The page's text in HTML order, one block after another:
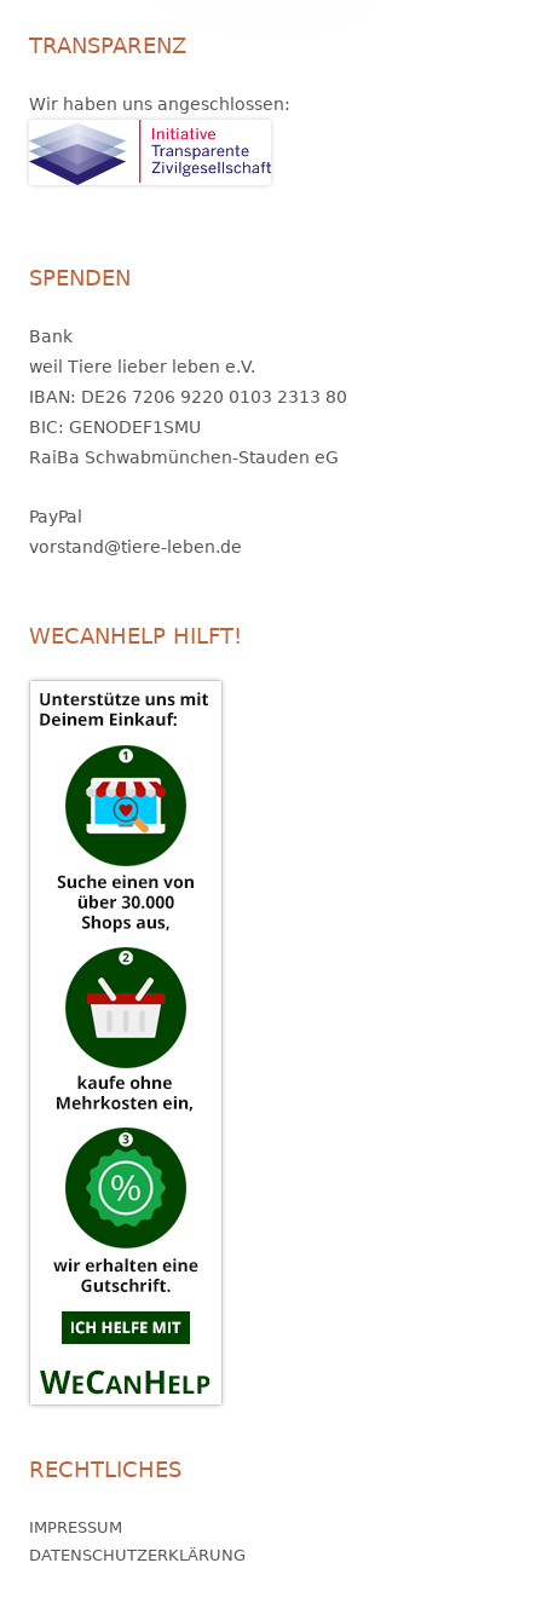
TRANSPARENZ
Wir haben uns angeschlossen:
SPENDEN
Bank
weil Tiere lieber leben e.V.
IBAN: DE26 7206 9220 0103 2313 80
BIC: GENODEF1SMU
RaiBa Schwabmünchen-Stauden eG
PayPal
vorstand@tiere-leben.de
WECANHELP HILFT!
RECHTLICHES
IMPRESSUM
DATENSCHUTZERKLÄRUNG